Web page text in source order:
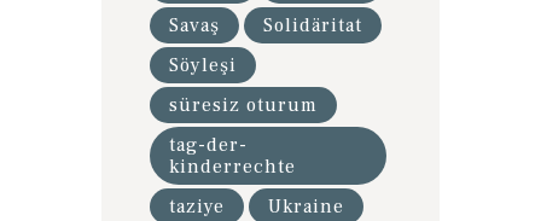
Savaş
Solidäritat
Söyleşi
süresiz oturum
tag-der-
kinderrechte
taziye
Ukraine